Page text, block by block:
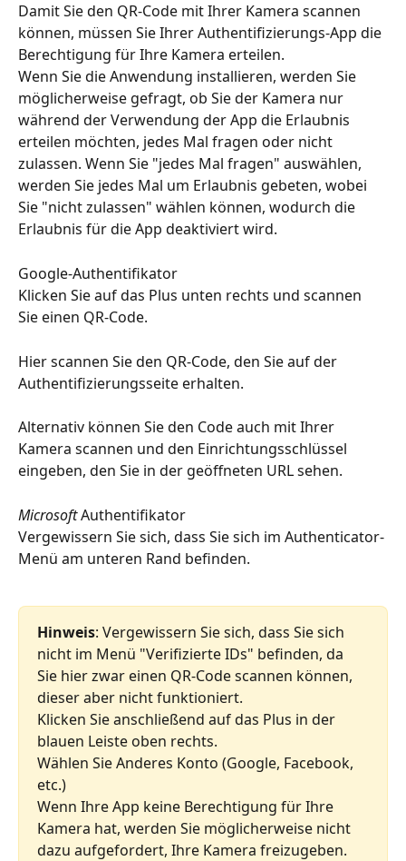
Damit Sie den QR-Code mit Ihrer Kamera scannen
können, müssen Sie Ihrer Authentifizierungs-App die
Berechtigung für Ihre Kamera erteilen.
Wenn Sie die Anwendung installieren, werden Sie
möglicherweise gefragt, ob Sie der Kamera nur
während der Verwendung der App die Erlaubnis
erteilen möchten, jedes Mal fragen oder nicht
zulassen. Wenn Sie "jedes Mal fragen" auswählen,
werden Sie jedes Mal um Erlaubnis gebeten, wobei
Sie "nicht zulassen" wählen können, wodurch die
Erlaubnis für die App deaktiviert wird.
Google-Authentifikator
Klicken Sie auf das Plus unten rechts und scannen
Sie einen QR-Code.
Hier scannen Sie den QR-Code, den Sie auf der
Authentifizierungsseite erhalten.
Alternativ können Sie den Code auch mit Ihrer
Kamera scannen und den Einrichtungsschlüssel
eingeben, den Sie in der geöffneten URL sehen.
Microsoft Authentifikator
Vergewissern Sie sich, dass Sie sich im Authenticator-
Menü am unteren Rand befinden.
Hinweis: Vergewissern Sie sich, dass Sie sich
nicht im Menü "Verifizierte IDs" befinden, da
Sie hier zwar einen QR-Code scannen können,
dieser aber nicht funktioniert.
Klicken Sie anschließend auf das Plus in der
blauen Leiste oben rechts.
Wählen Sie Anderes Konto (Google, Facebook,
etc.)
Wenn Ihre App keine Berechtigung für Ihre
Kamera hat, werden Sie möglicherweise nicht
dazu aufgefordert, Ihre Kamera freizugeben.